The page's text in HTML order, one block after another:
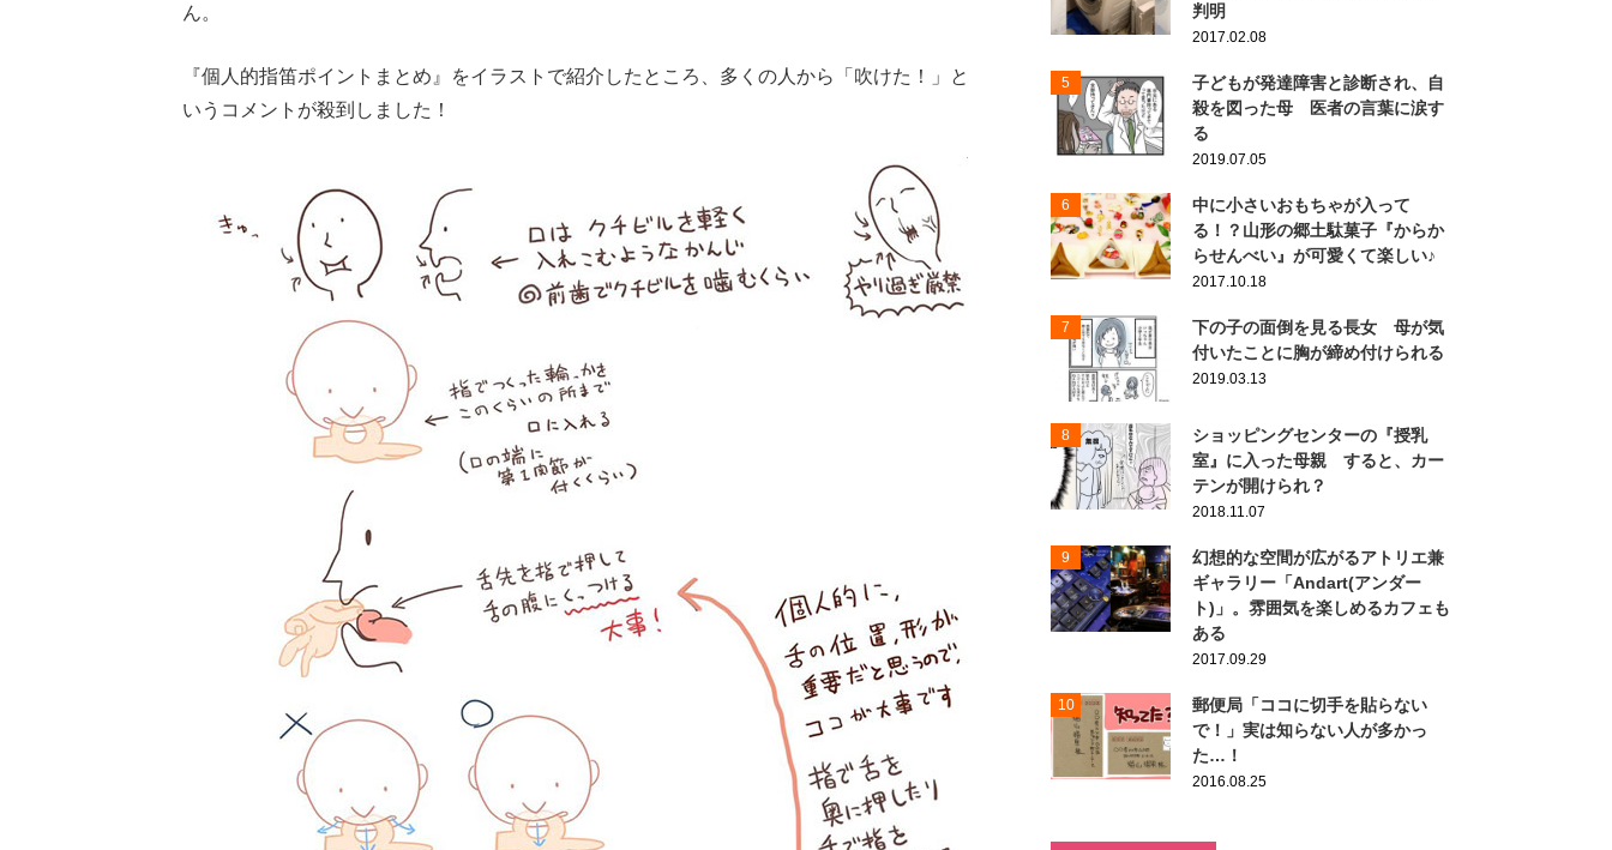
ん。
『個人的指笛ポイントまとめ』をイラストで紹介したところ、多くの人から「吹けた！」と
いうコメントが殺到しました！
判明
2017.02.08
5
子どもが発達障害と診断され、自
殺を図った母 医者の言葉に涙す
る
2019.07.05
6
中に小さいおもちゃが入って
る！？山形の郷土駄菓子『からか
らせんべい』が可愛くて楽しい♪
2017.10.18
7
下の子の面倒を見る長女 母が気
付いたことに胸が締め付けられる
2019.03.13
8
ショッピングセンターの『授乳
室』に入った母親 すると、カー
テンが開けられ？
2018.11.07
9
幻想的な空間が広がるアトリエ兼
ギャラリー「Andart(アンダー
ト)」。雰囲気を楽しめるカフェも
ある
2017.09.29
10
郵便局「ココに切手を貼らない
で！」実は知らない人が多かっ
た…！
2016.08.25